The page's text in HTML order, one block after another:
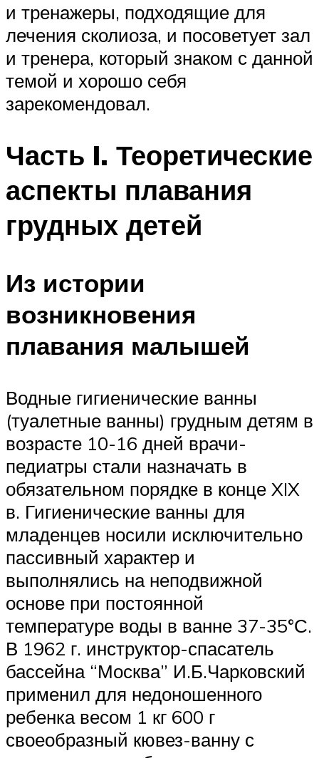
и тренажеры, подходящие для
лечения сколиоза, и посоветует зал
и тренера, который знаком с данной
темой и хорошо себя
зарекомендовал.
Часть I. Теоретические
аспекты плавания
грудных детей
Из истории
возникновения
плавания малышей
Водные гигиенические ванны
(туалетные ванны) грудным детям в
возрасте 10-16 дней врачи-
педиатры стали назначать в
обязательном порядке в конце XIX
в. Гигиенические ванны для
младенцев носили исключительно
пассивный характер и
выполнялись на неподвижной
основе при постоянной
температуре воды в ванне 37-35°С.
В 1962 г. инструктор-спасатель
бассейна “Москва” И.Б.Чарковский
применил для недоношенного
ребенка весом 1 кг 600 г
своеобразный кювез-ванну с